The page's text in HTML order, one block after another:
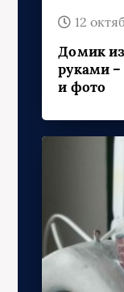
12
Домик
руками
и фото